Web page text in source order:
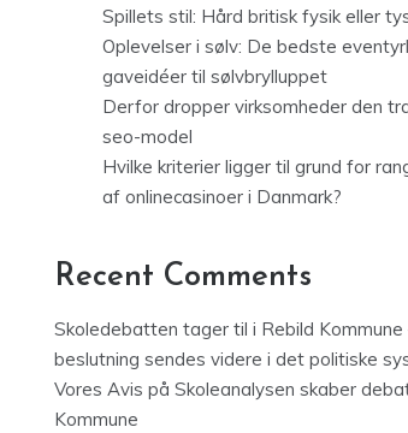
Spillets stil: Hård britisk fysik eller
Oplevelser i sølv: De bedste
gaveidéer til sølvbrylluppet
Derfor dropper virksomheder den
seo-model
Hvilke kriterier ligger til grund for
af onlinecasinoer i Danmark?
Recent Comments
Skoledebatten tager til i Rebild Kommune
beslutning sendes videre i det politiske
Vores Avis på Skoleanalysen skaber
Kommune